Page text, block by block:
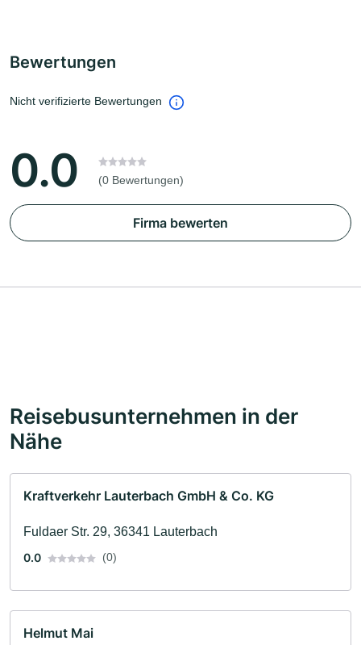
Bewertungen
Nicht verifizierte Bewertungen
0.0 (0 Bewertungen)
Firma bewerten
Reisebusunternehmen in der
Nähe
Kraftverkehr Lauterbach GmbH & Co. KG
Fuldaer Str. 29, 36341 Lauterbach
0.0
(0)
Helmut Mai